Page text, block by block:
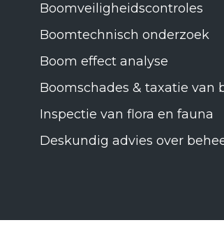
Boomveiligheidscontroles
Boomtechnisch onderzoek
Boom effect analyse
Boomschades & taxatie van
Inspectie van flora en fauna
Deskundig advies over